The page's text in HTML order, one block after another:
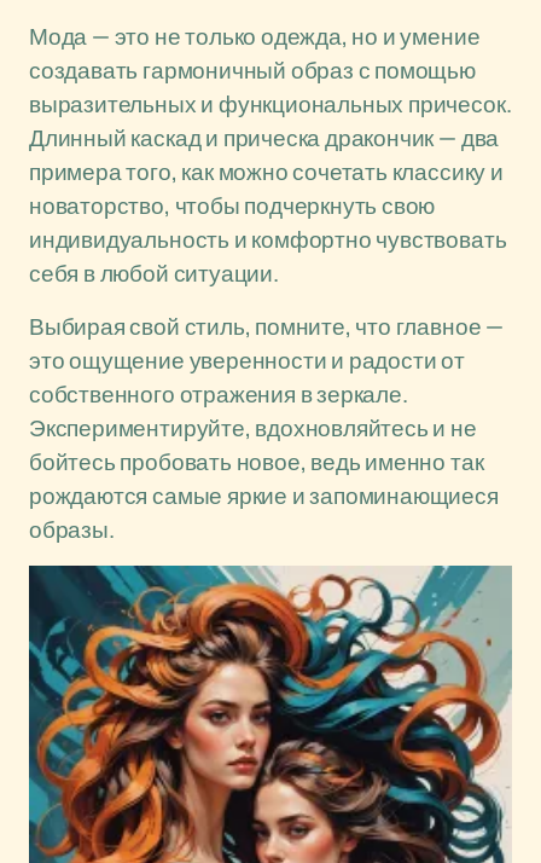
Мода — это не только одежда, но и умение
создавать гармоничный образ с помощью
выразительных и функциональных причесок.
Длинный каскад и прическа дракончик — два
примера того, как можно сочетать классику и
новаторство, чтобы подчеркнуть свою
индивидуальность и комфортно чувствовать
себя в любой ситуации.
Выбирая свой стиль, помните, что главное —
это ощущение уверенности и радости от
собственного отражения в зеркале.
Экспериментируйте, вдохновляйтесь и не
бойтесь пробовать новое, ведь именно так
рождаются самые яркие и запоминающиеся
образы.